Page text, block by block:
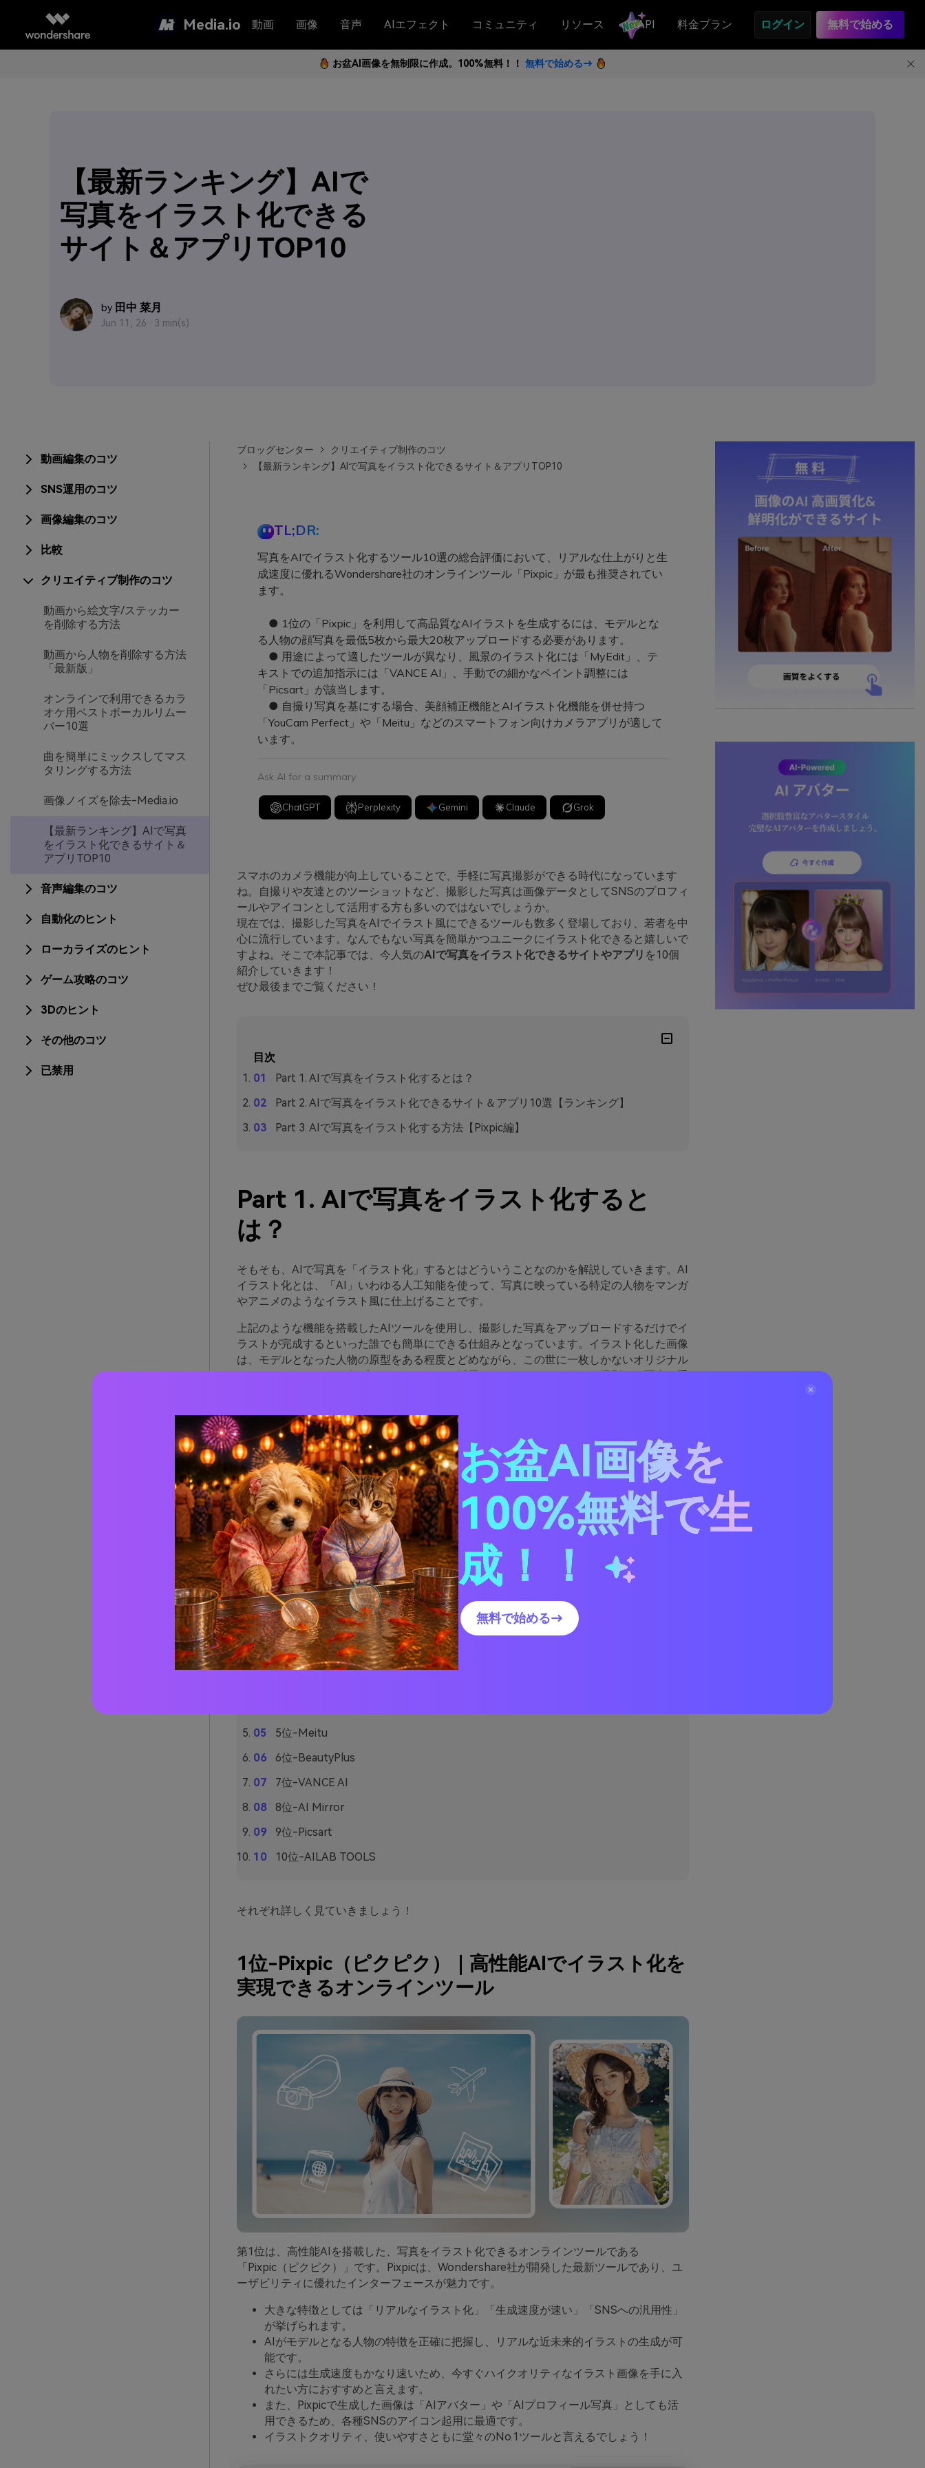
Media.io 動画 画像 音声 AIエフェクト コミュニティ リソース API 料金プラン ログイン 無料で始める
お盆AI画像を無制限に作成。100%無料！！ 無料で始める→
【最新ランキング】AIで
写真をイラスト化できる
サイト＆アプリTOP10
by 田中 菜月
Jun 11, 26 · 3 min(s)
動画編集のコツ
SNS運用のコツ
画像編集のコツ
比較
クリエイティブ制作のコツ
動画から絵文字/ステッカー
を削除する方法
動画から人物を削除する方法
「最新版」
オンラインで利用できるカラ
オケ用ベストボーカルリムー
バー10選
曲を簡単にミックスしてマス
タリングする方法
画像ノイズを除去-Media.io
【最新ランキング】AIで写真
をイラスト化できるサイト＆
アプリTOP10
音声編集のコツ
自動化のヒント
ローカライズのヒント
ゲーム攻略のコツ
3Dのヒント
その他のコツ
已禁用
ブロッグセンター
クリエイティブ制作のコツ
【最新ランキング】AIで写真をイラスト化できるサイト＆アプリTOP10
TL;DR:
写真をAIでイラスト化するツール10選の総合評価において、リアルな仕上がりと生
成速度に優れるWondershare社のオンラインツール「Pixpic」が最も推奨されてい
ます。
● 1位の「Pixpic」を利用して高品質なAIイラストを生成するには、モデルとな
る人物の顔写真を最低5枚から最大20枚アップロードする必要があります。
● 用途によって適したツールが異なり、風景のイラスト化には「MyEdit」、テ
キストでの追加指示には「VANCE AI」、手動での細かなペイント調整には
「Picsart」が該当します。
● 自撮り写真を基にする場合、美顔補正機能とAIイラスト化機能を併せ持つ
「YouCam Perfect」や「Meitu」などのスマートフォン向けカメラアプリが適して
います。
Ask AI for a summary
ChatGPT Perplexity Gemini Claude Grok
スマホのカメラ機能が向上していることで、手軽に写真撮影ができる時代になっています
ね。自撮りや友達とのツーショットなど、撮影した写真は画像データとしてSNSのプロフィ
ールやアイコンとして活用する方も多いのではないでしょうか。
現在では、撮影した写真をAIでイラスト風にできるツールも数多く登場しており、若者を中
心に流行しています。なんでもない写真を簡単かつユニークにイラスト化できると嬉しいで
すよね。そこで本記事では、今人気のAIで写真をイラスト化できるサイトやアプリ を10個
紹介していきます！
ぜひ最後までご覧ください！
目次
Part 1. AIで写真をイラスト化するとは？
Part 2. AIで写真をイラスト化できるサイト＆アプリ10選【ランキング】
Part 3. AIで写真をイラスト化する方法【Pixpic編】
Part 1. AIで写真をイラスト化すると
は？
そもそも、AIで写真を「イラスト化」するとはどういうことなのかを解説していきます。AI
イラスト化とは、「AI」いわゆる人工知能を使って、写真に映っている特定の人物をマンガ
やアニメのようなイラスト風に仕上げることです。
上記のような機能を搭載したAIツールを使用し、撮影した写真をアップロードするだけでイ
ラストが完成するといった誰でも簡単にできる仕組みとなっています。イラスト化した画像
は、モデルとなった人物の原型をある程度とどめながら、この世に一枚しかないオリジナル
のキャラクターとして各プラットフォームで活用できます。このように、撮影した写真を手
Part 2. AIで写真をイラスト化できるサ
イト＆アプリ10選【ランキング】
それでは早速、AIで写真をイラスト化できるサイト＆アプリを紹介していきます。今回はラ
ンキング形式で1位〜10位までを載せており、順位基準は「イラストクオリティ」と「操作
難易度（使いやすさ）」をベースとした総合評価で決定しています。
本章で紹介するツールは下記の通りです。
1位-Pixpic
2位-MyEdit
5位-Meitu
6位-BeautyPlus
7位-VANCE AI
8位-AI Mirror
9位-Picsart
10位-AILAB TOOLS
それぞれ詳しく見ていきましょう！
1位-Pixpic（ピクピク）｜高性能AIでイラスト化を
実現できるオンラインツール
第1位は、高性能AIを搭載した、写真をイラスト化できるオンラインツールである
「Pixpic（ピクピク）」です。Pixpicは、Wondershare社が開発した最新ツールであり、ユ
ーザビリティに優れたインターフェースが魅力です。
大きな特徴としては「リアルなイラスト化」「生成速度が速い」「SNSへの汎用性」
が挙げられます。
AIがモデルとなる人物の特徴を正確に把握し、リアルな近未来的イラストの生成が可
能です。
さらには生成速度もかなり速いため、今すぐハイクオリティなイラスト画像を手に入
れたい方におすすめと言えます。
また、Pixpicで生成した画像は「AIアバター」や「AIプロフィール写真」としても活
用できるため、各種SNSのアイコン起用に最適です。
イラストクオリティ、使いやすさともに堂々のNo.1ツールと言えるでしょう！
お盆AI画像を
100%無料で生
成！！
無料で始める→